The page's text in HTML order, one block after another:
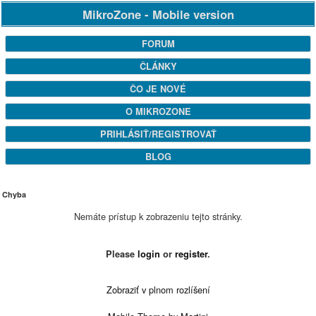
MikroZone - Mobile version
FORUM
ČLÁNKY
ČO JE NOVÉ
O MIKROZONE
PRIHLÁSIŤ/REGISTROVAŤ
BLOG
Chyba
Nemáte prístup k zobrazeniu tejto stránky.
Please login or register.
Zobraziť v plnom rozlíšení